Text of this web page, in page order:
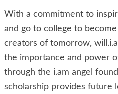
With a commitment to
and go to college to
creators of tomorrow,
the importance and power
through the i.am angel
scholarship provides future